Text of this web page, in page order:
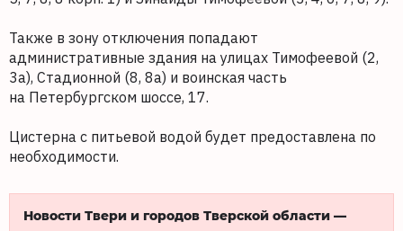
Также в зону отключения попадают
административные здания на улицах Тимофеевой (2,
3а), Стадионной (8, 8а) и воинская часть
на Петербургском шоссе, 17.
Цистерна с питьевой водой будет предоставлена по
необходимости.
Новости Твери и городов Тверской области —